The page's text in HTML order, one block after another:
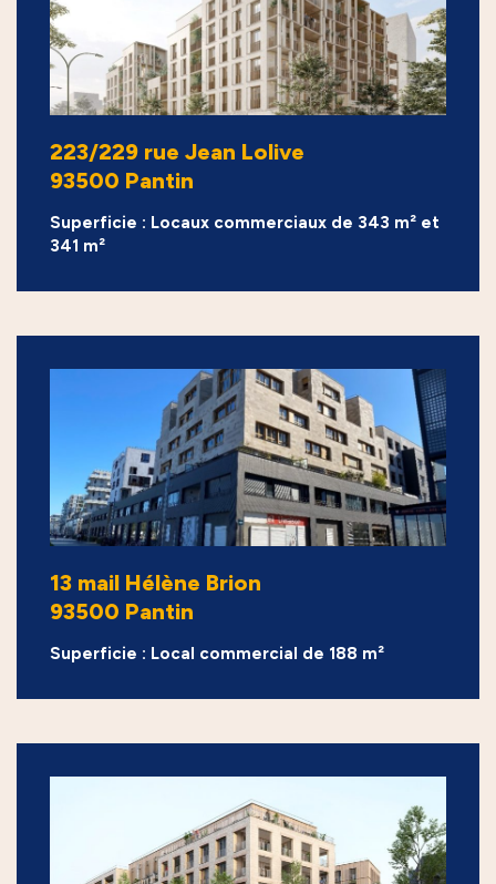
223/229 rue Jean Lolive
93500 Pantin
Superficie : Locaux commerciaux de 343 m² et
341 m²
13 mail Hélène Brion
93500 Pantin
Superficie : Local commercial de 188 m²